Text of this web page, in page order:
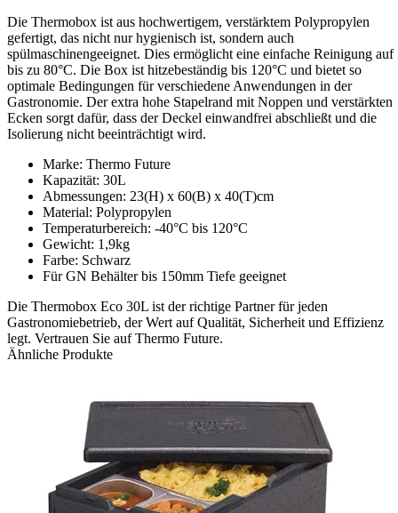
Die Thermobox ist aus hochwertigem, verstärktem Polypropylen
gefertigt, das nicht nur hygienisch ist, sondern auch
spülmaschinengeeignet. Dies ermöglicht eine einfache Reinigung auf
bis zu 80°C. Die Box ist hitzebeständig bis 120°C und bietet so
optimale Bedingungen für verschiedene Anwendungen in der
Gastronomie. Der extra hohe Stapelrand mit Noppen und verstärkten
Ecken sorgt dafür, dass der Deckel einwandfrei abschließt und die
Isolierung nicht beeinträchtigt wird.
Marke: Thermo Future
Kapazität: 30L
Abmessungen: 23(H) x 60(B) x 40(T)cm
Material: Polypropylen
Temperaturbereich: -40°C bis 120°C
Gewicht: 1,9kg
Farbe: Schwarz
Für GN Behälter bis 150mm Tiefe geeignet
Die Thermobox Eco 30L ist der richtige Partner für jeden
Gastronomiebetrieb, der Wert auf Qualität, Sicherheit und Effizienz
legt. Vertrauen Sie auf Thermo Future.
Ähnliche Produkte